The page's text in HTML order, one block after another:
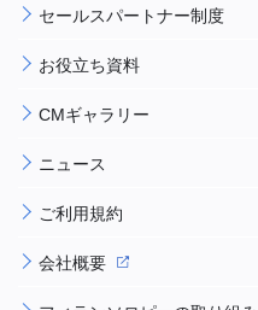
セールスパートナー制度
お役立ち資料
CMギャラリー
ニュース
ご利用規約
会社概要